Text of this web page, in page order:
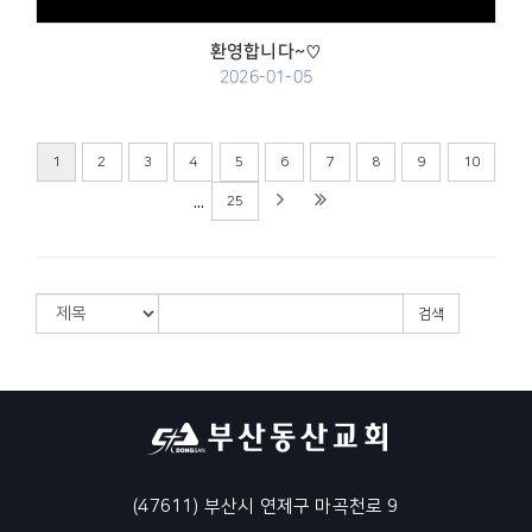
환영합니다~♡
2026-01-05
1 2 3 4 5 6 7 8 9 10
... 25
검색
(47611) 부산시 연제구 마곡천로 9